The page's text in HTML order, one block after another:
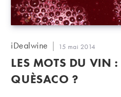
Auteur/autrice
la
publication :
iDealwine
Publication
publiée :
15 mai 2014
LES MOTS DU VIN
QUÈSACO ?